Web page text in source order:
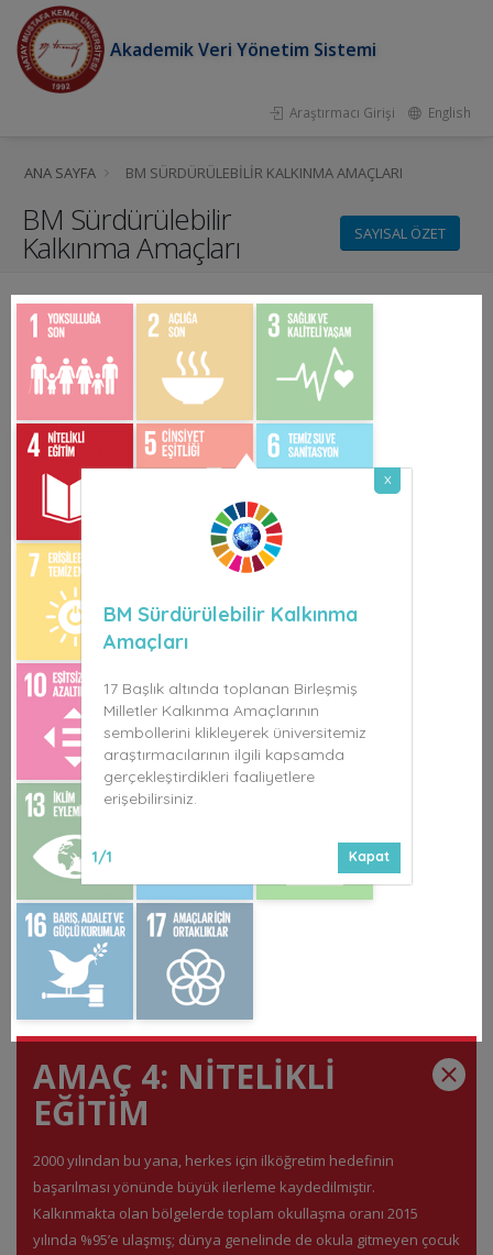
x
BM Sürdürülebilir Kalkınma
Amaçları
17 Başlık altında toplanan Birleşmiş
Milletler Kalkınma Amaçlarının
sembollerini klikleyerek üniversitemiz
araştırmacılarının ilgili kapsamda
gerçekleştirdikleri faaliyetlere
erişebilirsiniz.
1/1 Kapat
Akademik Veri Yönetim Sistemi
Araştırmacı Girişi English
ANA SAYFA BM SÜRDÜRÜLEBILIR KALKINMA AMAÇLARI
BM Sürdürülebilir
Kalkınma Amaçları SAYISAL ÖZET
AMAÇ 4: NİTELİKLİ
EĞİTİM
2000 yılından bu yana, herkes için ilköğretim hedefinin
başarılması yönünde büyük ilerleme kaydedilmiştir.
Kalkınmakta olan bölgelerde toplam okullaşma oranı 2015
yılında %95’e ulaşmış; dünya genelinde de okula gitmeyen çocuk